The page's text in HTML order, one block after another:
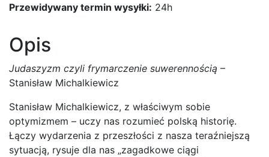
Przewidywany termin wysyłki: 24h
Opis
Judaszyzm czyli frymarczenie suwerennością –
Stanisław Michalkiewicz
Stanisław Michalkiewicz, z właściwym sobie
optymizmem – uczy nas rozumieć polską historię.
Łączy wydarzenia z przeszłości z nasza teraźniejszą
sytuacją, rysuje dla nas „zagadkowe ciągi